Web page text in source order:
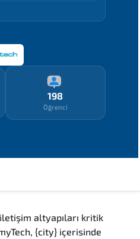
198
Öğrenci
altyapıları kritik
{city} içerisinde